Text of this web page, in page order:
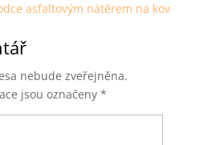
asfaltovým nátěrem na kov
nebude zveřejněna.
jsou označeny *